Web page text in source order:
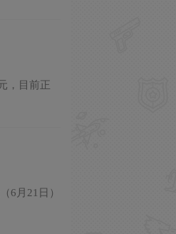
，目前正
6月21日）